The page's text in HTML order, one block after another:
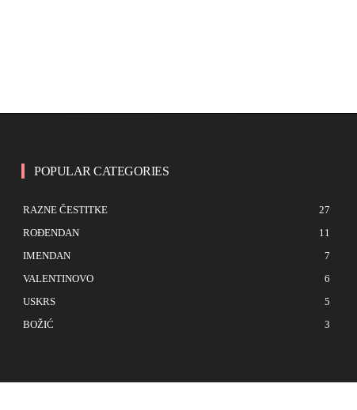
POPULAR CATEGORIES
RAZNE ČESTITKE
27
ROĐENDAN
11
IMENDAN
7
VALENTINOVO
6
USKRS
5
BOŽIĆ
3